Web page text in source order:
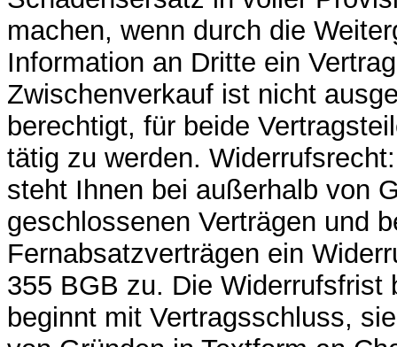
machen, wenn durch die
Information an Dritte ein
Zwischenverkauf ist nicht
berechtigt, für beide
tätig zu werden.
steht Ihnen bei außerhalb von
geschlossenen Verträgen und
Fernabsatzverträgen ein
355 BGB zu. Die Widerrufsfrist
beginnt mit Vertragsschluss,